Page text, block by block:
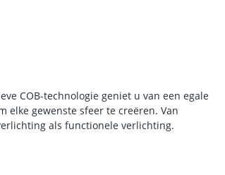
COB-technologie geniet u van een egale
gewenste sfeer te creëren. Van
als functionele verlichting.